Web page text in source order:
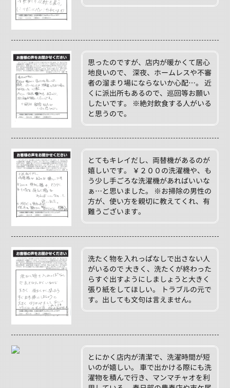
思ったのですが、店内が暖かくて居心
地良いので、 深夜、ホームレスや不審
者の溜まり場にならないか心配…。 近
くに派出所もあるので、巡回等お願い
したいです。 ※絶対飲食する人がいる
と思うので。
とてもキレイだし、両替機があるのが
嬉しいです。 ￥２００の洗濯機や、も
う少し手ごろな洗濯機があればいいな
ぁ…と思いました。 ※お掃除の男性の
方が、使い方を親切に教えてくれ、有
難うございます。
洗たく物を入れっぱなしで出さない人
がいるので 大きく、洗たくが終わった
らすぐ出すようにしましょうと大きく
張り紙をしてほしい。 トラブルの元で
す。出しても文句は言えません。
とにかく店内が清潔で、洗濯時間が短
いのが嬉しい。 車で出かける際にも洗
濯物を積んで行き、マンマチャオを利